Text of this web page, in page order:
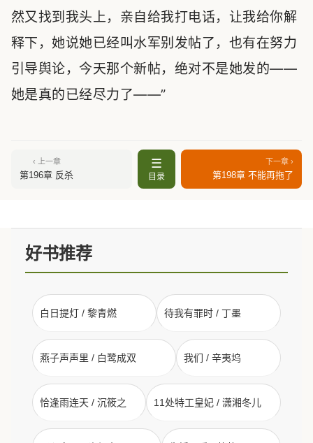
然又找到我头上，亲自给我打电话，让我给你解
释下，她说她已经叫水军别发帖了，也有在努力
引导舆论，今天那个新帖，绝对不是她发的——
她是真的已经尽力了——”
‹ 上一章
第196章 反杀
☰
目录
下一章 ›
第198章 不能再拖了
好书推荐
白日提灯 / 黎青燃 待我有罪时 / 丁墨
燕子声声里 / 白鹭成双 我们 / 辛夷坞
恰逢雨连天 / 沉筱之 11处特工皇妃 / 潇湘冬儿